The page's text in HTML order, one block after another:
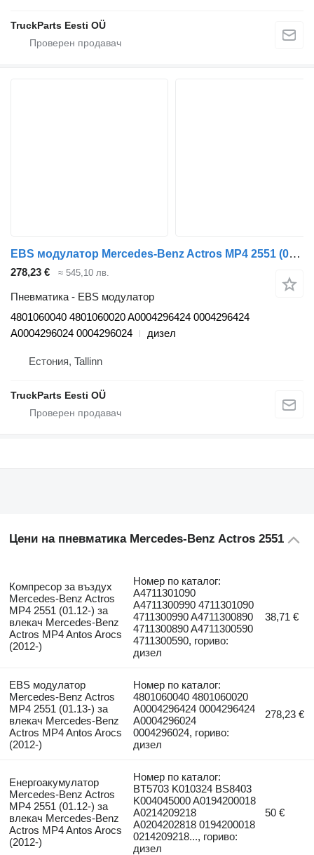
TruckParts Eesti OÜ
EBS модулатор Mercedes-Benz Actros MP4 2551 (01.13-) 4801060040 за влекач Mercedes-Benz Actros MP4 Antos Arocs (2012-)
278,23 € ≈ 545,10 лв.
Пневматика - EBS модулатор
4801060040 4801060020 A0004296424 0004296424
A0004296024 0004296024
дизел
Естония, Tallinn
TruckParts Eesti OÜ
Цени на пневматика Mercedes-Benz Actros 2551
Компресор за въздух
Mercedes-Benz Actros
MP4 2551 (01.12-) за
влекач Mercedes-Benz
Actros MP4 Antos Arocs
(2012-)
Номер по каталог:
A4711301090
A4711300990 4711301090
4711300990 A4711300890
4711300890 A4711300590
4711300590, гориво:
дизел
38,71 €
EBS модулатор
Mercedes-Benz Actros
MP4 2551 (01.13-) за
влекач Mercedes-Benz
Actros MP4 Antos Arocs
(2012-)
Номер по каталог:
4801060040 4801060020
A0004296424 0004296424
A0004296024
0004296024, гориво:
дизел
278,23 €
Енергоакумулатор
Mercedes-Benz Actros
MP4 2551 (01.12-) за
влекач Mercedes-Benz
Actros MP4 Antos Arocs
(2012-)
Номер по каталог:
BT5703 K010324 BS8403
K004045000 A0194200018
A0214209218
A0204202818 0194200018
0214209218..., гориво:
дизел
50 €